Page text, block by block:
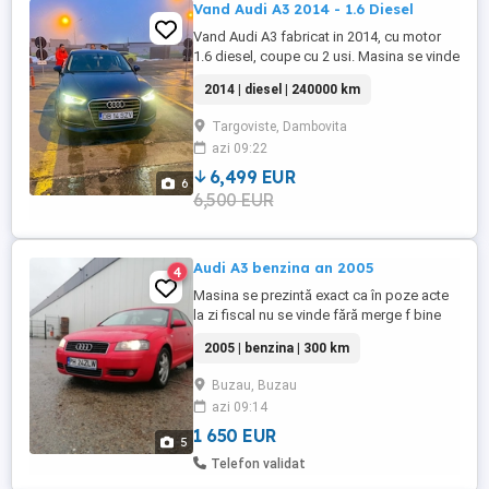
6
Vand Audi A3 2014 - 1.6 Diesel
Vand Audi A3 fabricat in 2014, cu motor
1.6 diesel, coupe cu 2 usi. Masina se vinde
fata blocului - si are toate actele la zi, in
regula. In ceea ce priveste intretinerea:
vara trecuta (2025) i-am schimbat
distributia impreuna cu uleiul si filtrele. Pe
fata ...
2014 | diesel | 240000 km
Targoviste, Dambovita
azi 09:22
6,499 EUR
6,500 EUR
5
4 Audi A3 benzina an 2005
Masina se prezintă exact ca în poze acte
la zi fiscal nu se vinde fără merge f bine
este în euro mai multe detalii la tel
2005 | benzina | 300 km
Buzau, Buzau
azi 09:14
1 650 EUR
Telefon validat